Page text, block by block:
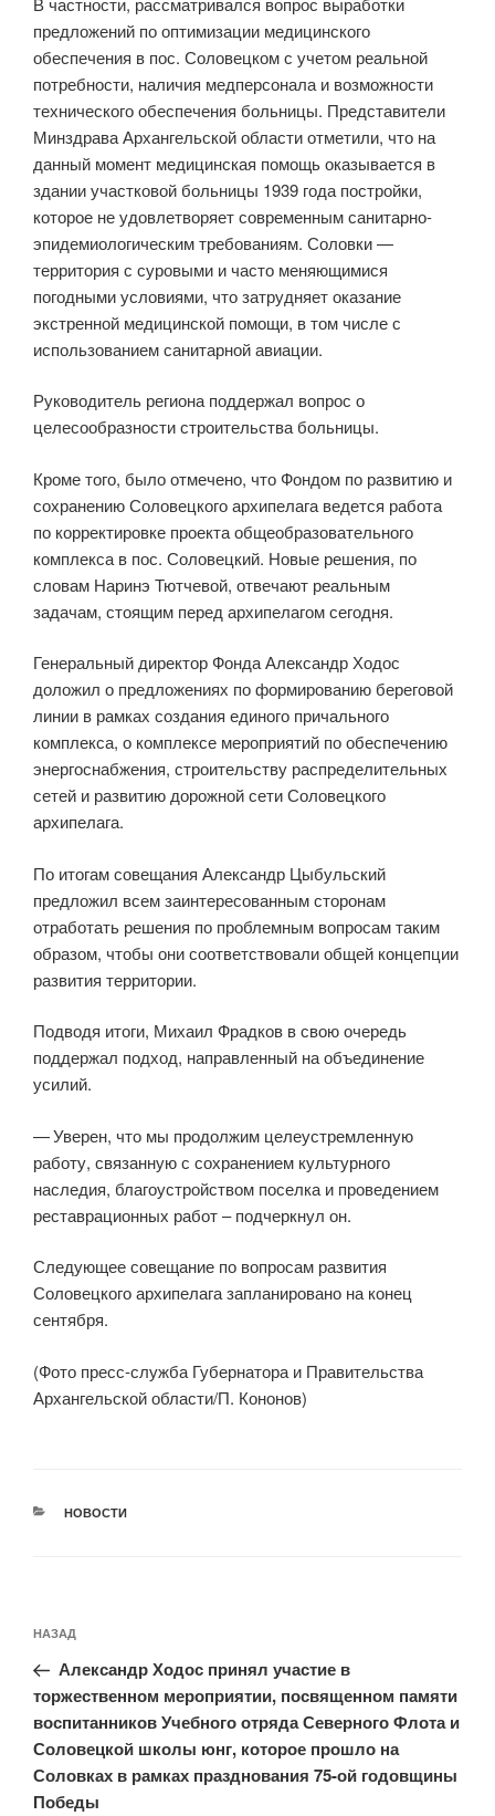
предложений по оптимизации медицинского
обеспечения в пос. Соловецком с учетом реальной
потребности, наличия медперсонала и возможности
технического обеспечения больницы. Представители
Минздрава Архангельской области отметили, что на
данный момент медицинская помощь оказывается в
здании участковой больницы 1939 года постройки,
которое не удовлетворяет современным санитарно-
эпидемиологическим требованиям. Соловки —
территория с суровыми и часто меняющимися
погодными условиями, что затрудняет оказание
экстренной медицинской помощи, в том числе с
использованием санитарной авиации.
Руководитель региона поддержал вопрос о
целесообразности строительства больницы.
Кроме того, было отмечено, что Фондом по развитию и
сохранению Соловецкого архипелага ведется работа
по корректировке проекта общеобразовательного
комплекса в пос. Соловецкий. Новые решения, по
словам Наринэ Тютчевой, отвечают реальным
задачам, стоящим перед архипелагом сегодня.
Генеральный директор Фонда Александр Ходос
доложил о предложениях по формированию береговой
линии в рамках создания единого причального
комплекса, о комплексе мероприятий по обеспечению
энергоснабжения, строительству распределительных
сетей и развитию дорожной сети Соловецкого
архипелага.
По итогам совещания Александр Цыбульский
предложил всем заинтересованным сторонам
отработать решения по проблемным вопросам таким
образом, чтобы они соответствовали общей концепции
развития территории.
Подводя итоги, Михаил Фрадков в свою очередь
поддержал подход, направленный на объединение
усилий.
— Уверен, что мы продолжим целеустремленную
работу, связанную с сохранением культурного
наследия, благоустройством поселка и проведением
реставрационных работ – подчеркнул он.
Следующее совещание по вопросам развития
Соловецкого архипелага запланировано на конец
сентября.
(Фото пресс-служба Губернатора и Правительства
Архангельской области/П. Кононов)
РУБРИКИ
НОВОСТИ
по
записям
Предыдущая
запись:
НАЗАД
Александр Ходос принял участие в
торжественном мероприятии, посвященном памяти
воспитанников Учебного отряда Северного Флота и
Соловецкой школы юнг, которое прошло на
Соловках в рамках празднования 75-ой годовщины
Победы